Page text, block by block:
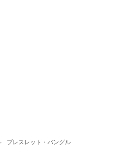
ブレスレット・バングル